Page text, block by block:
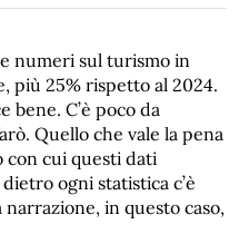
numeri sul turismo in
più 25% rispetto al 2024.
bene. C’è poco da
Quello che vale la pena
con cui questi dati
ogni statistica c’è
in questo caso,